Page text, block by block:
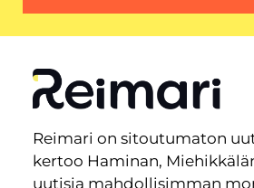
Reimari on sitoutumaton
kertoo Haminan,
uutisia mahdollisimman